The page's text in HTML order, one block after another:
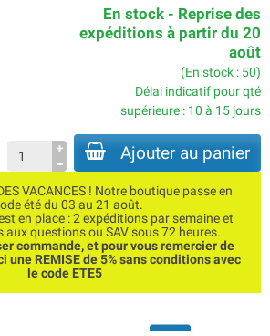
En stock - Reprise des
expéditions à partir du 20
août
(En stock : 50)
Délai indicatif pour qté
supérieure : 10 à 15 jours
Ajouter au panier
VACANCES ! Notre boutique passe en
été du 03 au 21 août.
en place : 2 expéditions par semaine et
aux questions ou SAV sous 72 heures.
commande, et pour vous remercier de
une REMISE de 5% sans conditions avec
le code ETE5